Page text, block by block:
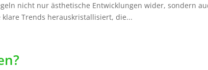
nicht nur ästhetische Entwicklungen wider, sondern
Trends herauskristallisiert, die...